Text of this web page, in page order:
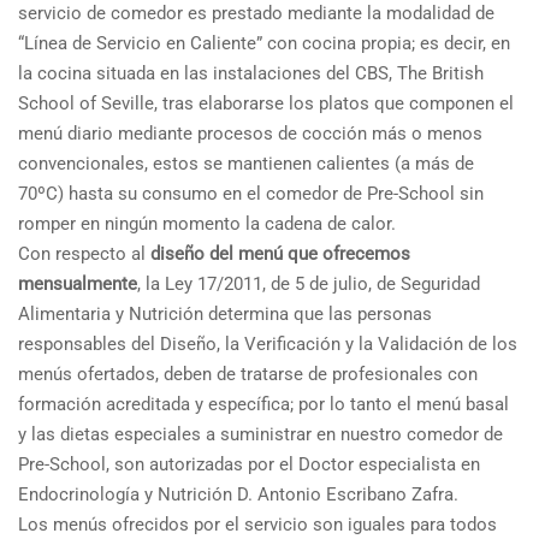
servicio de comedor es prestado mediante la modalidad de
“Línea de Servicio en Caliente” con cocina propia; es decir, en
la cocina situada en las instalaciones del CBS, The British
School of Seville, tras elaborarse los platos que componen el
menú diario mediante procesos de cocción más o menos
convencionales, estos se mantienen calientes (a más de
70ºC) hasta su consumo en el comedor de Pre-School sin
romper en ningún momento la cadena de calor.
Con respecto al diseño del menú que ofrecemos
mensualmente, la Ley 17/2011, de 5 de julio, de Seguridad
Alimentaria y Nutrición determina que las personas
responsables del Diseño, la Verificación y la Validación de los
menús ofertados, deben de tratarse de profesionales con
formación acreditada y específica; por lo tanto el menú basal
y las dietas especiales a suministrar en nuestro comedor de
Pre-School, son autorizadas por el Doctor especialista en
Endocrinología y Nutrición D. Antonio Escribano Zafra.
Los menús ofrecidos por el servicio son iguales para todos